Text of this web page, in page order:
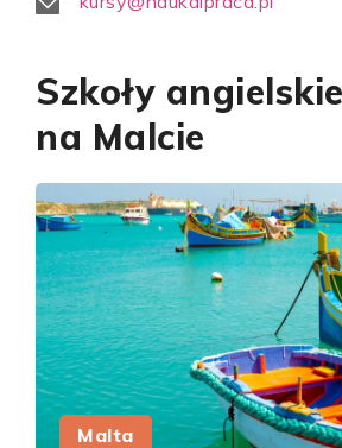
Szkoły
na Malcie
Malta